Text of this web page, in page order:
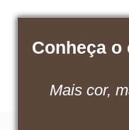
Conheça o
Mais cor,
Baixe nosso